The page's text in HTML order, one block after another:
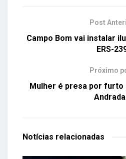
Post
Campo Bom vai instalar
ERS-
Próximo
Mulher é presa por furto
Notícias relacionadas